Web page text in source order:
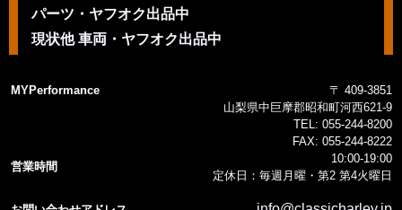
パーツ・ヤフオク出品中
現状他 車両・ヤフオク出品中
MYPerformance
〒 409-3851
山梨県中巨摩郡昭和町河西621-9
TEL: 055-244-8200
FAX: 055-244-8222
営業時間
10:00-19:00
定休日：毎週月曜・第2 第4火曜日